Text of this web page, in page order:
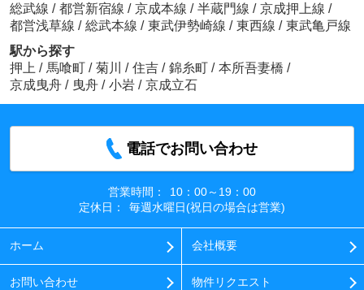
総武線 / 都営新宿線 / 京成本線 / 半蔵門線 / 京成押上線 /
都営浅草線 / 総武本線 / 東武伊勢崎線 / 東西線 / 東武亀戸線
駅から探す
押上 / 馬喰町 / 菊川 / 住吉 / 錦糸町 / 本所吾妻橋 /
京成曳舟 / 曳舟 / 小岩 / 京成立石
電話でお問い合わせ
営業時間：
10：00～19：00
定休日：
毎週水曜日(祝日の場合は営業)
ホーム 会社概要
お問い合わせ 物件リクエスト